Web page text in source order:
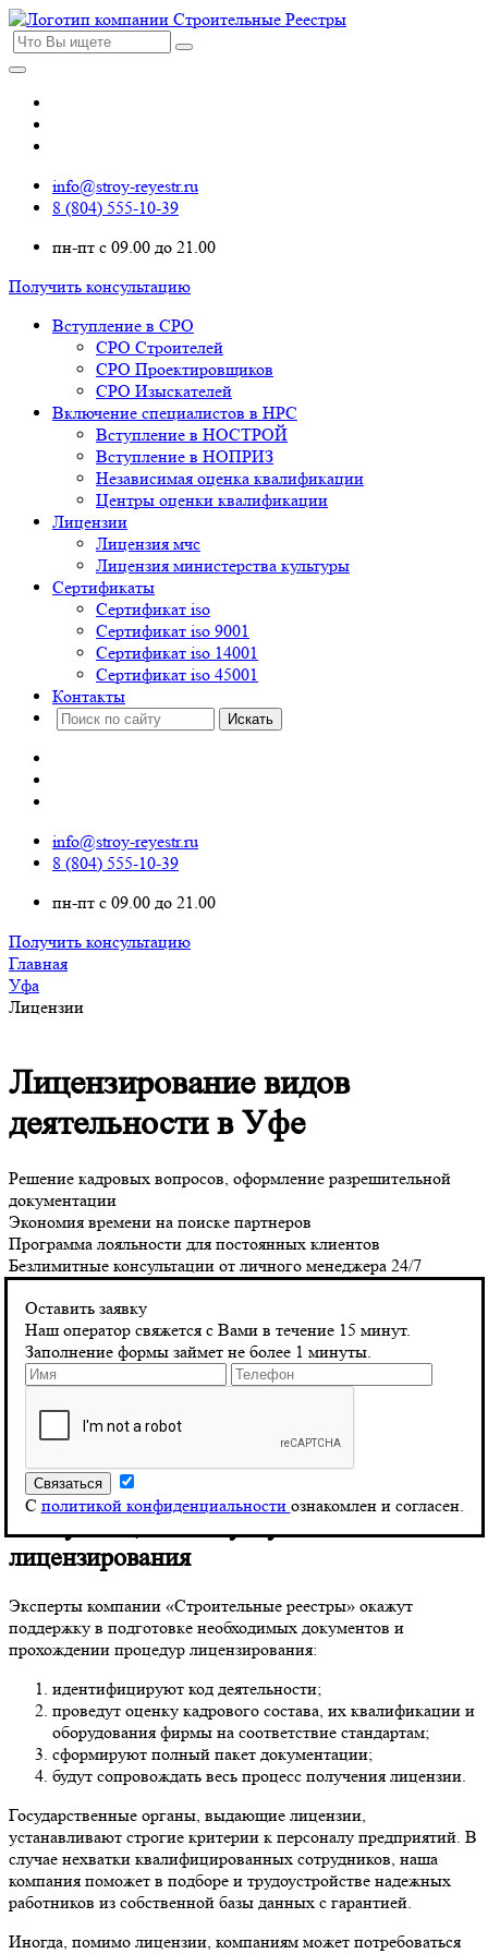
info@stroy-reyestr.ru
8 (804) 555-10-39
пн-пт с 09.00 до 21.00
Получить консультацию
Вступление в СРО
СРО Строителей
СРО Проектировщиков
СРО Изыскателей
Включение специалистов в НРС
Вступление в НОСТРОЙ
Вступление в НОПРИЗ
Независимая оценка квалификации
Центры оценки квалификации
Лицензии
Лицензия мчс
Лицензия министерства культуры
Сертификаты
Сертификат iso
Сертификат iso 9001
Сертификат iso 14001
Сертификат iso 45001
Контакты
info@stroy-reyestr.ru
8 (804) 555-10-39
пн-пт с 09.00 до 21.00
Получить консультацию
Главная
Уфа
Лицензии
Лицензирование видов
деятельности в Уфе
Решение кадровых вопросов, оформление разрешительной
документации
Экономия времени на поиске партнеров
Программа лояльности для постоянных клиентов
Безлимитные консультации от личного менеджера 24/7
Оставить заявку
Наш оператор свяжется с Вами в течение 15 минут.
Заполнение формы займет не более 1 минуты.
С политикой конфиденциальности ознакомлен и согласен.
Федеральный закон Российской Федерации, принятый 22
июля 2008 года (№ 148-ФЗ), значительно уменьшил
количество видов работ в сферах строительства,
проектирования и инженерных изысканий, требующих
лицензирования, передав эти полномочия саморегулируемым
организациям (СРО). Однако, для определенных категорий
объектов в строительстве и реставрации все еще обязательно
Министерство культуры, Ростехнадзор, МЧС и ФСБ.
Консультационные услуги в области
лицензирования
Эксперты компании «Строительные реестры» окажут
поддержку в подготовке необходимых документов и
прохождении процедур лицензирования:
идентифицируют код деятельности;
проведут оценку кадрового состава, их квалификации и
оборудования фирмы на соответствие стандартам;
сформируют полный пакет документации;
будут сопровождать весь процесс получения лицензии.
Государственные органы, выдающие лицензии,
устанавливают строгие критерии к персоналу предприятий. В
случае нехватки квалифицированных сотрудников, наша
компания поможет в подборе и трудоустройстве надежных
работников из собственной базы данных с гарантией.
Иногда, помимо лицензии, компаниям может потребоваться